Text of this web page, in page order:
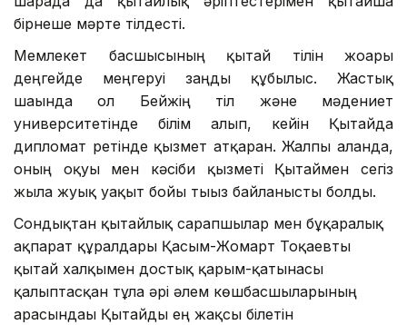
бірнеше мәрте тілдесті.
Мемлекет басшысының қытай тілін жоғары
деңгейде меңгеруі заңды құбылыс. Жастық
шағында ол Бейжің тіл және мәдениет
университетінде білім алып, кейін Қытайда
дипломат ретінде қызмет атқарған. Жалпы алғанда,
оның оқуы мен кәсіби қызметі Қытаймен сегіз
жылға жуық уақыт бойы тығыз байланысты болды.
Сондықтан қытайлық сарапшылар мен бұқаралық
ақпарат құралдары Қасым-Жомарт Тоқаевты
қытай халқымен достық қарым-қатынасы
қалыптасқан тұлға әрі әлем көшбасшыларының
арасындағы Қытайды ең жақсы білетін